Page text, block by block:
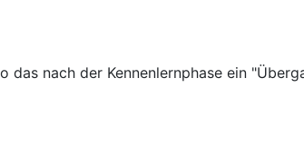
nach der Kennenlernphase ein